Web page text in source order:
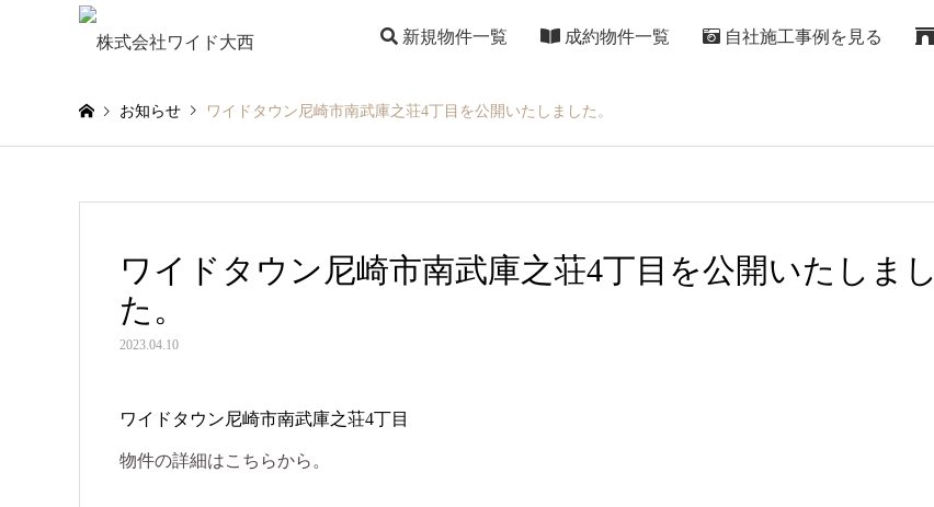
新規物件一覧 成約物件一覧 自社施工事例を見る
お知らせ ワイドタウン尼崎市南武庫之荘4丁目を公開いたしました。
ワイドタウン尼崎市南武庫之荘4丁目を公開いたしまし
た。
2023.04.10
ワイドタウン尼崎市南武庫之荘4丁目
物件の詳細はこちらから。